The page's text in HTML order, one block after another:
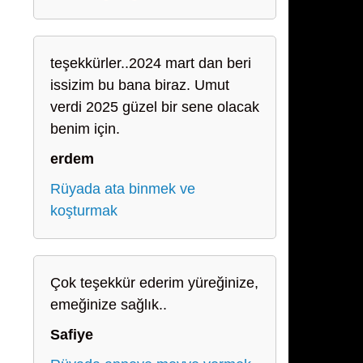
teşekkürler..2024 mart dan beri
issizim bu bana biraz. Umut
verdi 2025 güzel bir sene olacak
benim için.
erdem
Rüyada ata binmek ve
koşturmak
Çok teşekkür ederim yüreğinize,
emeğinize sağlık..
Safiye